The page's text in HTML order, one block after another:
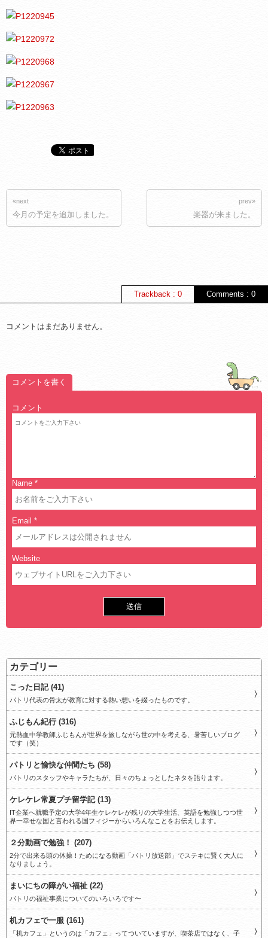
«next
今月の予定を追加しました。
prev»
楽器が来ました。
Comments : 0
Trackback : 0
コメントはまだありません。
コメントを書く
コメント
Name *
Email *
Website
カテゴリー
こった日記 (41)
パトリ代表の骨太が教育に対する熱い想いを綴ったものです。
ふじもん紀行 (316)
元熱血中学教師ふじもんが世界を旅しながら世の中を考える、暑苦しいブログ
です（笑）
パトリと愉快な仲間たち (58)
パトリのスタッフやキャラたちが、日々のちょっとしたネタを語ります。
ケレケレ常夏プチ留学記 (13)
IT企業へ就職予定の大学4年生ケレケレが残りの大学生活、英語を勉強しつつ世
界一幸せな国と言われる国フィジーからいろんなことをお伝えします。
２分動画で勉強！ (207)
2分で出来る頭の体操！ためになる動画「パトリ放送部」でステキに賢く大人に
なりましょう。
まいにちの障がい福祉 (22)
パトリの福祉事業についてのいろいろです〜
机カフェで一服 (161)
「机カフェ」というのは「カフェ」ってついていますが、喫茶店ではなく、子